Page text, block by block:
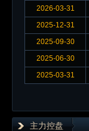
2026-03-31
2025-12-31
2025-09-30
2025-06-30
2025-03-31
主力控盘